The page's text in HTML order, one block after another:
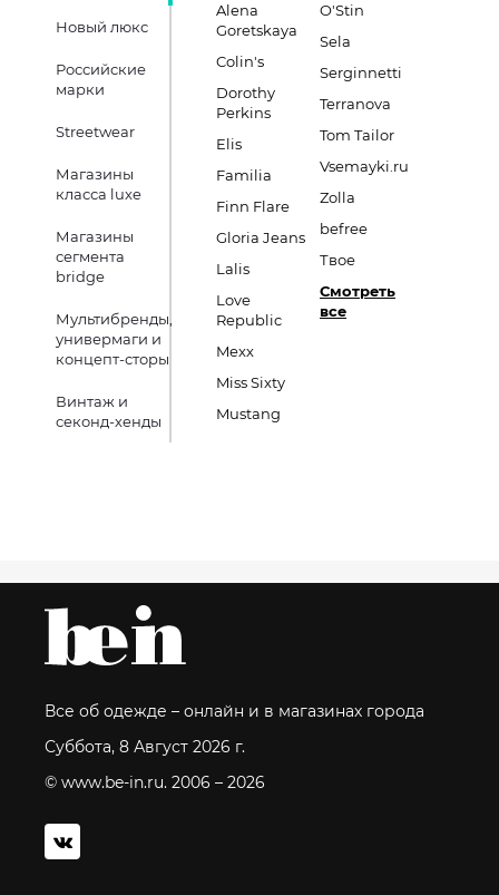
Новый люкс
Российские
марки
Streetwear
Магазины
класса luxe
Магазины
сегмента
bridge
Мультибренды,
универмаги и
концепт-сторы
Винтаж и
секонд-хенды
Alena
Goretskaya
Colin's
Dorothy
Perkins
Elis
Familia
Finn Flare
Gloria Jeans
Lalis
Love
Republic
Mexx
Miss Sixty
Mustang
O'Stin
Sela
Serginnetti
Terranova
Tom Tailor
Vsemayki.ru
Zolla
befree
Твое
Смотреть
все
Все об одежде – онлайн и в магазинах города
Суббота, 8 Август 2026 г.
© www.be-in.ru. 2006 – 2026